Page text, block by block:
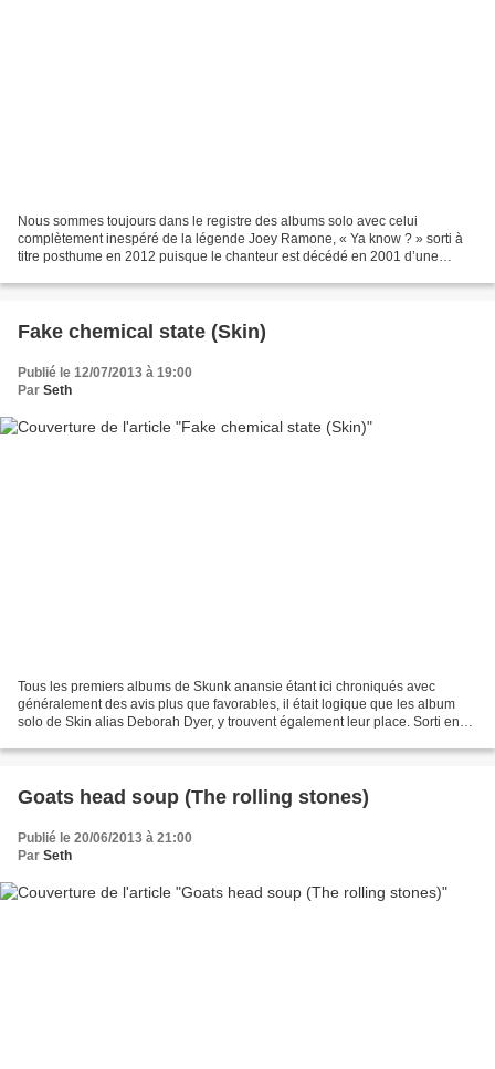
Nous sommes toujours dans le registre des albums solo avec celui
complètement inespéré de la légende Joey Ramone, « Ya know ? » sorti à
titre posthume en 2012 puisque le chanteur est décédé en 2001 d’une
Fake chemical state (Skin)
Publié le 12/07/2013 à 19:00
Par Seth
Tous les premiers albums de Skunk anansie étant ici chroniqués avec
généralement des avis plus que favorables, il était logique que les album
solo de Skin alias Deborah Dyer, y trouvent également leur place. Sorti en
Goats head soup (The rolling stones)
Publié le 20/06/2013 à 21:00
Par Seth